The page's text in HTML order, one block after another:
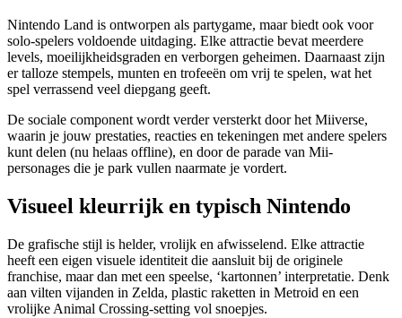
Nintendo Land is ontworpen als partygame, maar biedt ook voor
solo-spelers voldoende uitdaging. Elke attractie bevat meerdere
levels, moeilijkheidsgraden en verborgen geheimen. Daarnaast zijn
er talloze stempels, munten en trofeeën om vrij te spelen, wat het
spel verrassend veel diepgang geeft.
De sociale component wordt verder versterkt door het Miiverse,
waarin je jouw prestaties, reacties en tekeningen met andere spelers
kunt delen (nu helaas offline), en door de parade van Mii-
personages die je park vullen naarmate je vordert.
Visueel kleurrijk en typisch Nintendo
De grafische stijl is helder, vrolijk en afwisselend. Elke attractie
heeft een eigen visuele identiteit die aansluit bij de originele
franchise, maar dan met een speelse, ‘kartonnen’ interpretatie. Denk
aan vilten vijanden in Zelda, plastic raketten in Metroid en een
vrolijke Animal Crossing-setting vol snoepjes.